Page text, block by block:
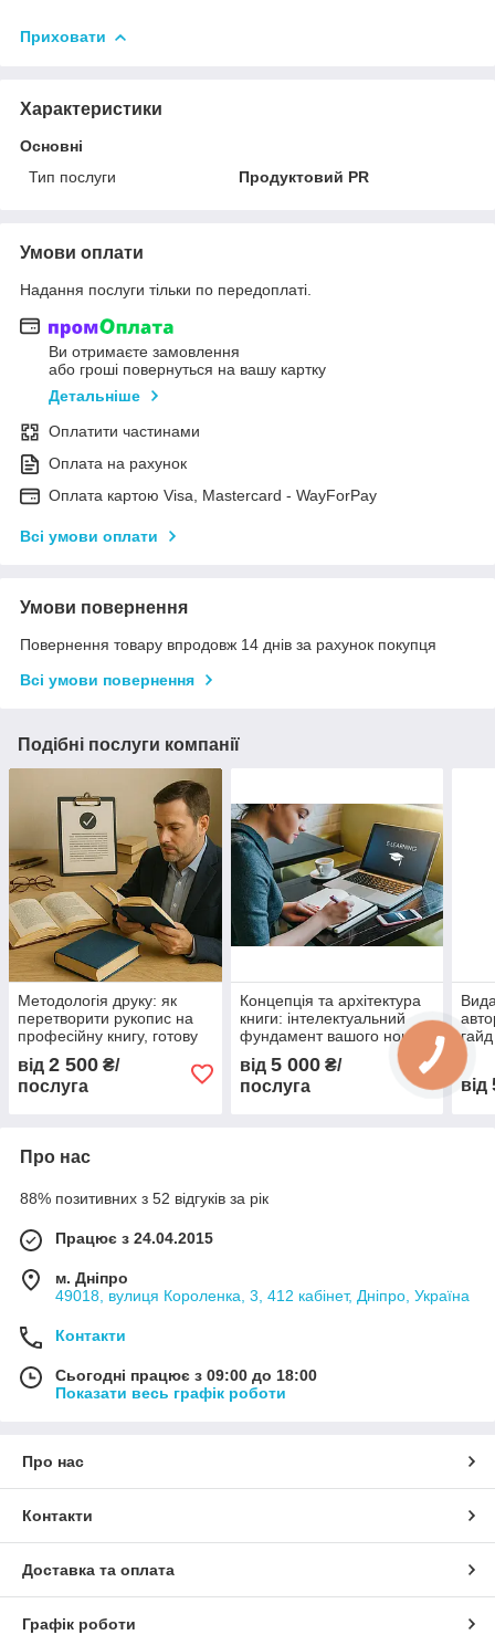
Приховати
Характеристики
Основні
Тип послуги
Продуктовий PR
Умови оплати
Надання послуги тільки по передоплаті.
Ви отримаєте замовлення
або гроші повернуться на вашу картку
Детальніше
Оплатити частинами
Оплата на рахунок
Оплата картою Visa, Mastercard - WayForPay
Всі умови оплати
Умови повернення
Повернення товару впродовж 14 днів за рахунок покупця
Всі умови повернення
Подібні послуги компанії
Методологія друку: як
перетворити рукопис на
професійну книгу, готову
від 2 500 ₴/
послуга
Концепція та архітектура
книги: інтелектуальний
фундамент вашого нон-
від 5 000₴/
послуга
від
Про нас
88% позитивних з 52 відгуків за рік
Працює з 24.04.2015
м. Дніпро
49018, вулиця Короленка, 3, 412 кабінет, Дніпро, Україна
Контакти
Сьогодні працює з 09:00 до 18:00
Показати весь графік роботи
Про нас
Контакти
Доставка та оплата
Графік роботи